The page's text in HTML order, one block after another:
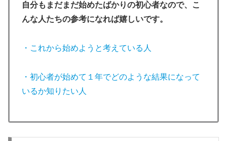
自分もまだまだ始めたばかりの初心者なので、こ
んな人たちの参考になれば嬉しいです。
・これから始めようと考えている人
・初心者が始めて１年でどのような結果になって
いるか知りたい人